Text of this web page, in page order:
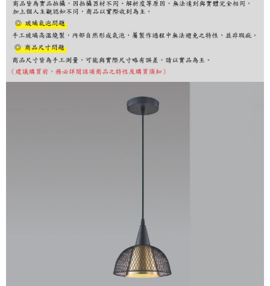
ATM／網路銀行／等多元方式進行付款，方視為交易完成。
※ 請注意：結帳手續完成當下不需立刻繳費，但若您需要取消訂單，請聯絡
購買商品的店家。未經商家同意取消之訂單仍視為有效，需透過AFTEE先享
後付繳納相關費用。
※ 交易是否成功請以「AFTEE先享後付 」之結帳頁面顯示為準，若有關於
是否繳費成功／繳費後需取消欲退款等相關疑問，請聯繫「AFTEE先享後付
客戶支援中心」https://netprotections.freshdesk.com/support/home
１．透過由恩沛科技股份有限公司提供之「AFTEE先享後付」服務完成之交
易，需依本服務之必要範圍內提供個人資料，並將交易相關給付款項請求債
５．嚴禁一人註冊多個帳號或使用他人資訊註冊。若發現惡意使用之情形，
恩沛科技股份有限公司將有權停止該用戶之使用額度並採取法律行動。